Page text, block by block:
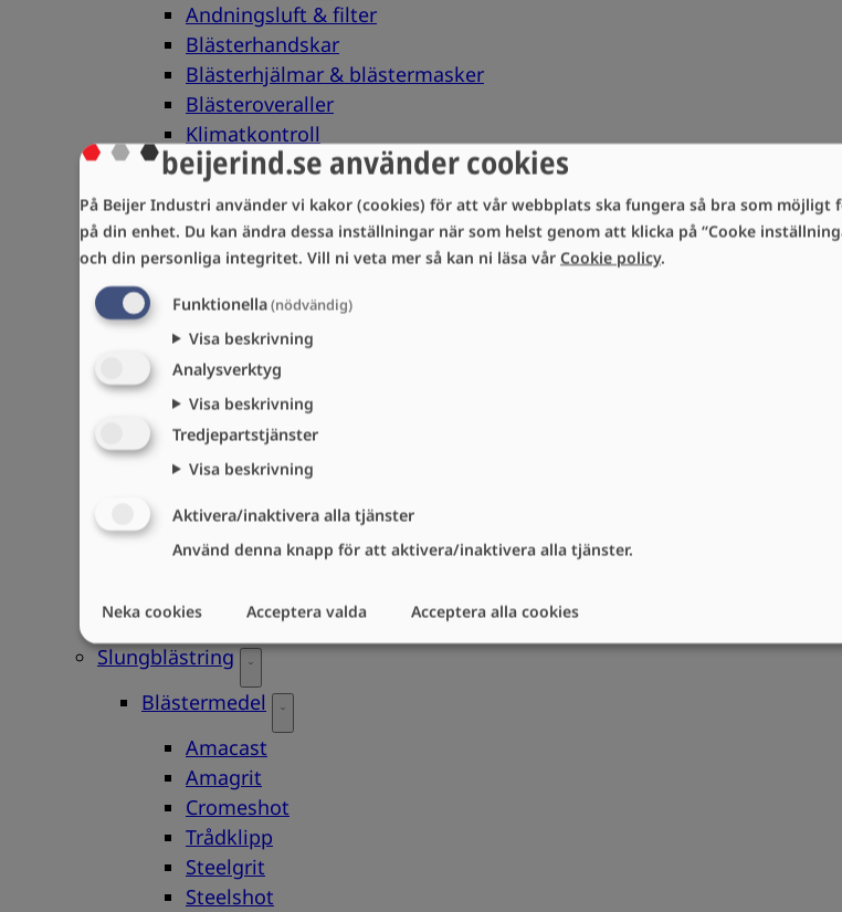
Andningsluft & filter
Blästerhandskar
Blästerhjälmar & blästermasker
Blästeroveraller
Klimatkontroll
Reservdelar
Blästerhandtag & pistoler
Blästerlampor
Blästermunstycken
Blästerslangar
Blästertape
Dödmansgrepp
Fjärrmanöverventiler
Klokopplingar & Packningar
Luftfilter
Munstyckshållare & Packningar
Pop-up ventiler
Sandventiler
Vattenavskiljare
Rådgivning
Slungblästring
Blästermedel
Amacast
Amagrit
Cromeshot
Trådklipp
Steelgrit
Steelshot
beijerind.se använder cookies
På Beijer Industri använder vi kakor (cookies) för att vår webbplats ska fungera så bra som
på din enhet. Du kan ändra dessa inställningar när som helst genom att klicka på “Cooke
och din personliga integritet. Vill ni veta mer så kan ni läsa vår Cookie policy.
Funktionella(nödvändig)
Visa beskrivning
Analysverktyg
Visa beskrivning
Tredjepartstjänster
Visa beskrivning
Aktivera/inaktivera alla tjänster
Använd denna knapp för att aktivera/inaktivera alla tjänster.
Neka cookies Acceptera valda Acceptera alla cookies